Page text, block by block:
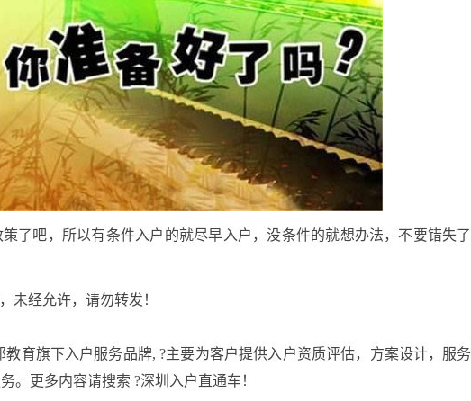
了吧，所以有条件入户的就尽早入户，没条件的就想办法，不要错失了
未经允许，请勿转发！
教育旗下入户服务品牌, ?主要为客户提供入户资质评估，方案设计，服务
。更多内容请搜索 ?深圳入户直通车！